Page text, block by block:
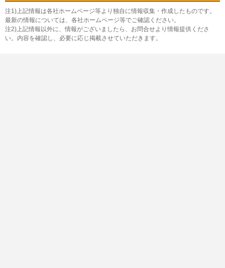
注1)上記情報は各社ホームページ等より独自に情報収集・作成したものです。
最新の情報については、各社ホームページ等でご確認ください。
注2)上記情報以外に、情報がございましたら、お問合せより情報提供くださ
い。内容を確認し、必要に応じ掲載させていただきます。